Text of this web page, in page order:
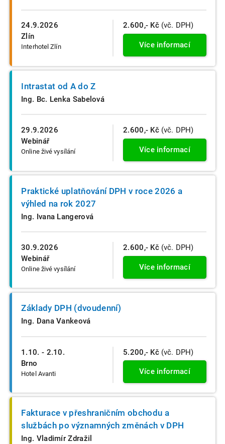
24.9.2026
Zlín
Interhotel Zlín
2.600,- Kč (vč. DPH)
Více informací
29.9.2026
Webinář
Online živé vysílání
Intrastat od A do Z
Ing. Bc. Lenka Sabelová
2.600,- Kč (vč. DPH)
Více informací
30.9.2026
Webinář
Online živé vysílání
Praktické uplatňování DPH v roce 2026 a
výhled na rok 2027
Ing. Ivana Langerová
2.600,- Kč (vč. DPH)
Více informací
1.10. - 2.10.
Brno
Hotel Avanti
Základy DPH (dvoudenní)
Ing. Dana Vankeová
5.200,- Kč (vč. DPH)
Více informací
Fakturace v přeshraničním obchodu a
službách po významných změnách v DPH
Ing. Vladimír Zdražil